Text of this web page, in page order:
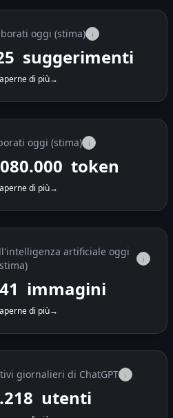
oggi (stima) i
suggerimenti
di più→
oggi (stima) i
token
di più→
artificiale oggi
i
immagini
di più→
giornalieri di ChatGPT i
utenti